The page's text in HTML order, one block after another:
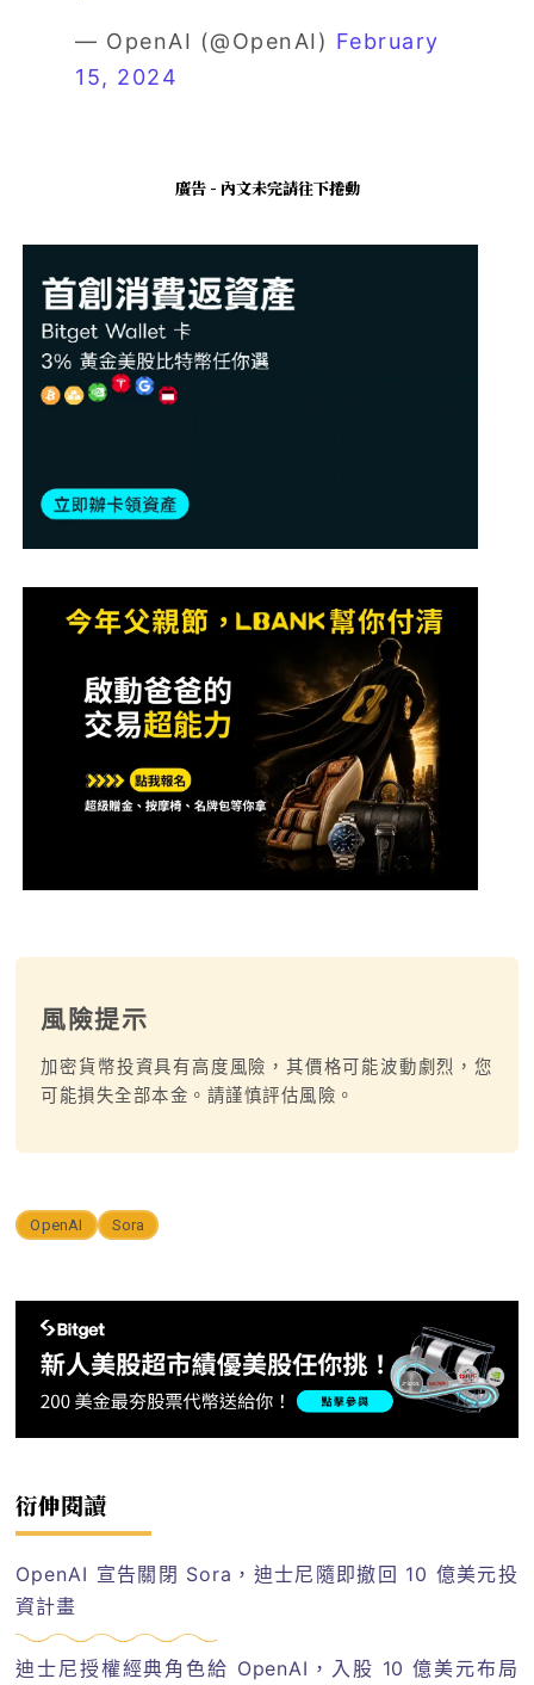
— OpenAI (@OpenAI) February
15, 2024
廣告 - 內文未完請往下捲動
風險提示
加密貨幣投資具有高度風險，其價格可能波動劇烈，您
可能損失全部本金。請謹慎評估風險。
OpenAI Sora
衍伸閱讀
OpenAI 宣告關閉 Sora，迪士尼隨即撤回 10 億美元投
資計畫
迪士尼授權經典角色給 OpenAI，入股 10 億美元布局